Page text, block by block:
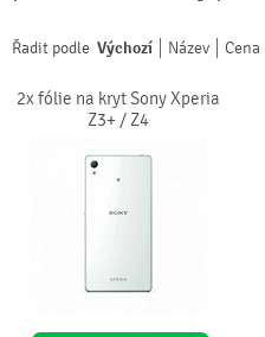
Řadit podle Výchozí Název Cena
2x fólie na kryt Sony Xperia
Z3+ / Z4